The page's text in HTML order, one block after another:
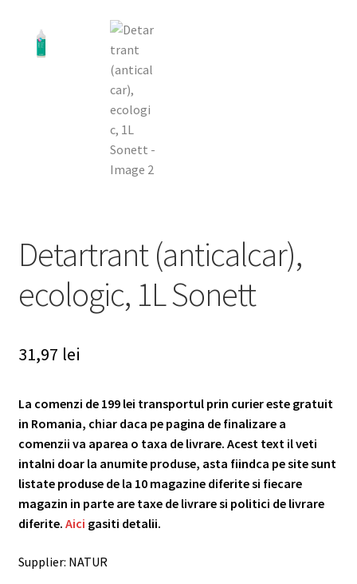
Detartrant (anticalcar),
ecologic, 1L Sonett
31,97 lei
La comenzi de 199 lei transportul prin curier este gratuit
in Romania, chiar daca pe pagina de finalizare a
comenzii va aparea o taxa de livrare. Acest text il veti
intalni doar la anumite produse, asta fiindca pe site sunt
listate produse de la 10 magazine diferite si fiecare
magazin in parte are taxe de livrare si politici de livrare
diferite. Aici gasiti detalii.
Supplier: NATUR